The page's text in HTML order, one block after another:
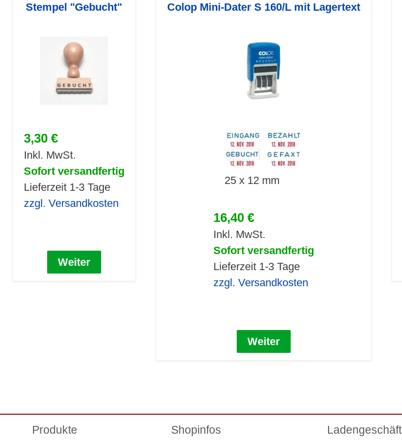
Stempel "Gebucht"
3,30 €
Inkl. MwSt.
Sofort versandfertig
Lieferzeit 1-3 Tage
zzgl. Versandkosten
Weiter
Colop Mini-Dater S 160/L mit Lagertext
25 x 12 mm
16,40 €
Inkl. MwSt.
Sofort versandfertig
Lieferzeit 1-3 Tage
zzgl. Versandkosten
Weiter
Produkte Shopinfos Ladengeschäft